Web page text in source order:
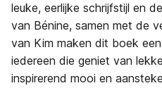
leuke, eerlijke schrijfstijl en
van Bénine, samen met de
van Kim maken dit boek
iedereen die geniet van
inspirerend mooi en